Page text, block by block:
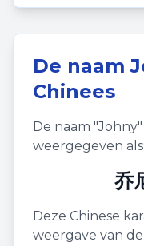
De naam
Chinees
De naam "Johny
weergegeven als:
乔
Deze Chinese
weergave van